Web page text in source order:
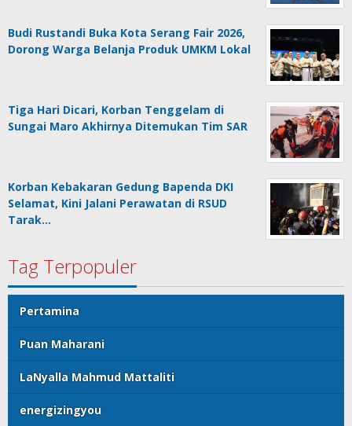
Budi Rustandi Buka Kota Serang Fair 2026,
Dorong Warga Belanja Produk UMKM Lokal
Tiga Hari Dicari, Korban Tenggelam di
Sungai Maro Akhirnya Ditemukan Tim SAR
Korban Kebakaran Gedung Bapenda DKI
Selamat, Kini Jalani Perawatan di RSUD
Tarak…
Tag Terpopuler
Pertamina
Puan Maharani
LaNyalla Mahmud Mattaliti
energizingyou